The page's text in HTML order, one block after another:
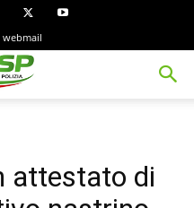
webmail
attestato di